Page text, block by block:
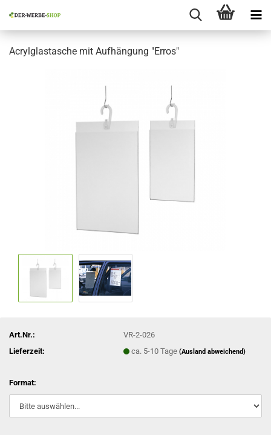
Acrylglastasche mit Aufhängung "Erros"
Art.Nr.:
VR-2-026
Lieferzeit:
ca. 5-10 Tage(Ausland abweichend)
Format: